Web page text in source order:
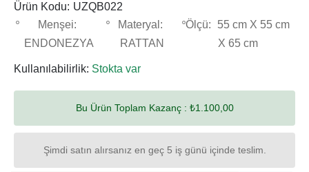
Ürün Kodu: UZQB022
Menşei:
ENDONEZYA
Materyal:
RATTAN
Ölçü:
55 cm X 55 cm
X 65 cm
Kullanılabilirlik: Stokta var
Bu Ürün Toplam Kazanç : ₺1.100,00
Şimdi satın alırsanız en geç 5 iş günü içinde teslim.